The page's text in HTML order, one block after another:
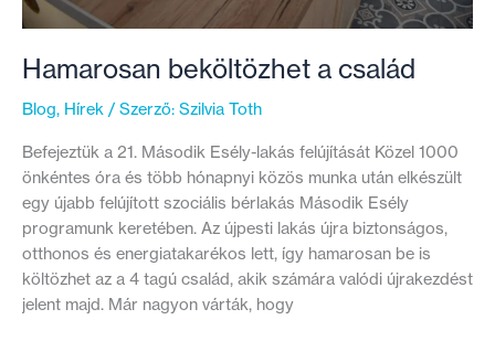
Hamarosan beköltözhet a család
Blog, Hírek / Szerző: Szilvia Toth
Befejeztük a 21. Második Esély-lakás felújítását Közel 1000
önkéntes óra és több hónapnyi közös munka után elkészült
egy újabb felújított szociális bérlakás Második Esély
programunk keretében. Az újpesti lakás újra biztonságos,
otthonos és energiatakarékos lett, így hamarosan be is
költözhet az a 4 tagú család, akik számára valódi újrakezdést
jelent majd. Már nagyon várták, hogy